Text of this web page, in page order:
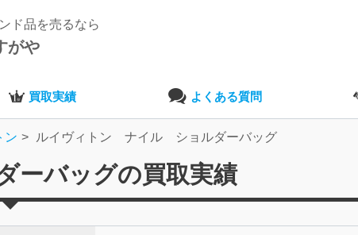
ド品を売るなら
がや
買取実績 よくある質問
ン ルイヴィトン ナイル ショルダーバッグ
バッグの買取実績